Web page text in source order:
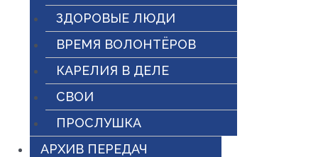
ЗДОРОВЫЕ ЛЮДИ
ВРЕМЯ ВОЛОНТЁРОВ
КАРЕЛИЯ В ДЕЛЕ
СВОИ
ПРОСЛУШКА
АРХИВ ПЕРЕДАЧ